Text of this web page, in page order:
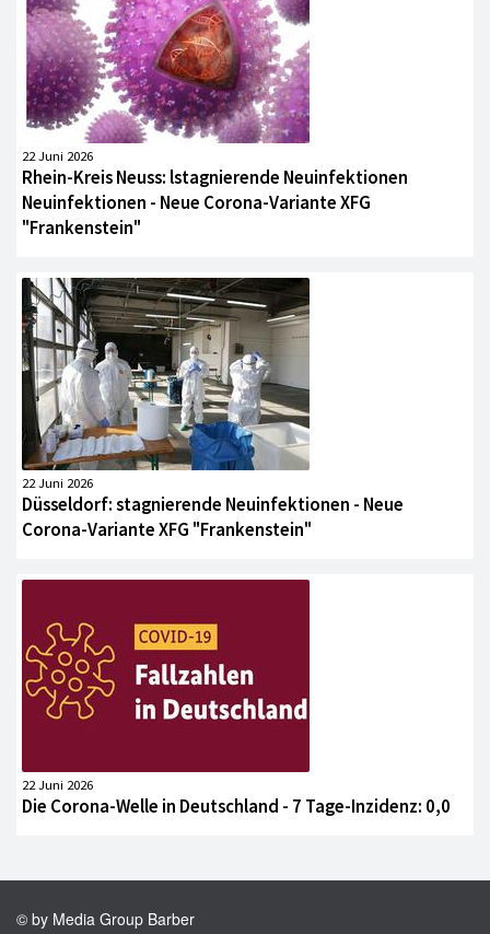
22 Juni 2026
Rhein-Kreis Neuss: lstagnierende Neuinfektionen
Neuinfektionen - Neue Corona-Variante XFG
"Frankenstein"
22 Juni 2026
Düsseldorf: stagnierende Neuinfektionen - Neue
Corona-Variante XFG "Frankenstein"
22 Juni 2026
Die Corona-Welle in Deutschland - 7 Tage-Inzidenz: 0,0
© by Media Group Barber